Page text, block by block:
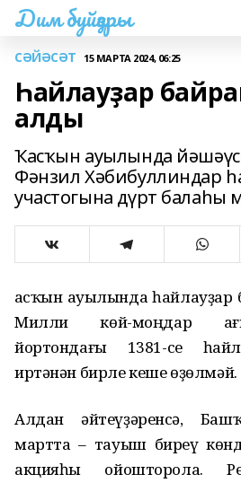
Дим буйҙары
СӘЙӘСӘТ 15 МАРТА 2024, 06:25
Һайлауҙар
алды
Ҡасҡын ауылында
Фәнзил Хәбибуллиндар
участогына дүрт балаһы
Ҡасҡын ауылында һайлауҙар
Милли көй-моңдар
йортондағы 1381-се
иртәнән бирле кеше өҙөлмәй.
Алдан әйтеүҙәренсә,
мартта – тауыш биреү
акцияһы ойошторола.